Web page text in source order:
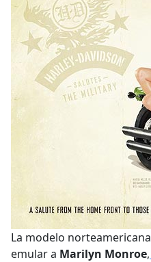
La modelo norteamericana
emular a Marilyn Monroe,